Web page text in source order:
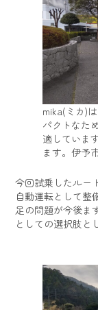
mika(ミカ)
パクトなた
適していま
ます。伊予
今回試乗したルー
自動運転として整
足の問題が今後ま
としての選択肢と